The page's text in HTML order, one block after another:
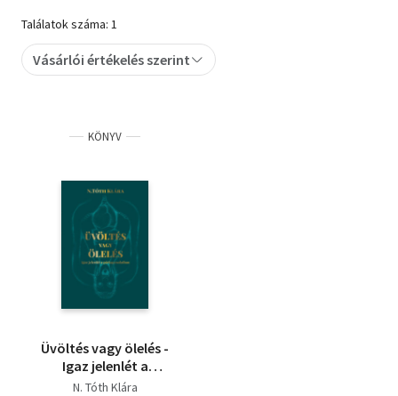
Művészet
Szakkönyv
Tankönyv, segédkönyv
Társadalomtudomány
Természettudomány
Történelem
Találatok száma: 1
Vásárlói értékelés szerint
KÖNYV
Üvöltés vagy ölelés -
Igaz jelenlét a
párkapcsolatban
N. Tóth Klára